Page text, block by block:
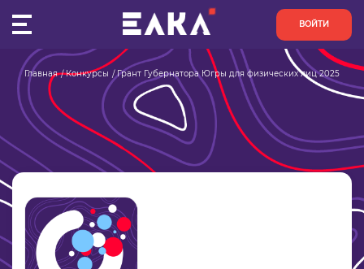
ВОЙТИ
ПУЛЬС
КОНКУРСЫ
ОРГАНИЗАЦИИ
АКТИВИСТЫ
ПРОЕКТЫ
Главная Конкурсы Грант Губернатора Югры для физических лиц 2025